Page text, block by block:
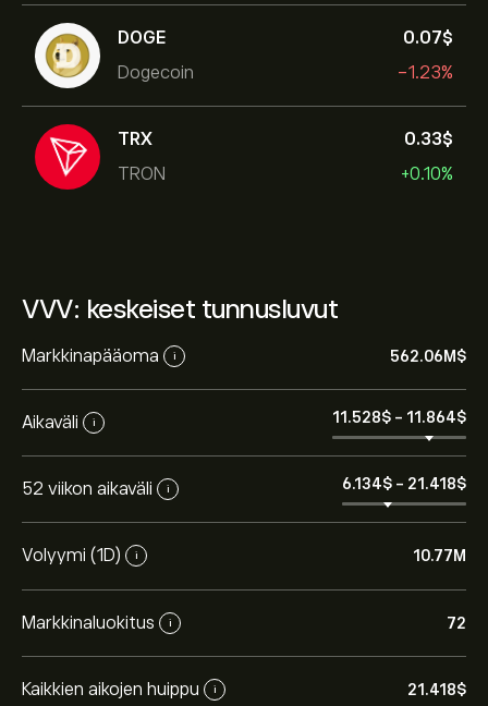
DOGE
Dogecoin
0.07‎$‎
-1.23%
TRX
TRON
0.33‎$‎
+0.10%
VVV: keskeiset tunnusluvut
Markkinapääoma i 562.06M‎$‎
Aikaväli i 11.528‎$‎ - 11.864‎$‎
52 viikon aikaväli i 6.134‎$‎ - 21.418‎$‎
Volyymi (1D) i 10.77M
Markkinaluokitus i 72
Kaikkien aikojen huippu i 21.418‎$‎